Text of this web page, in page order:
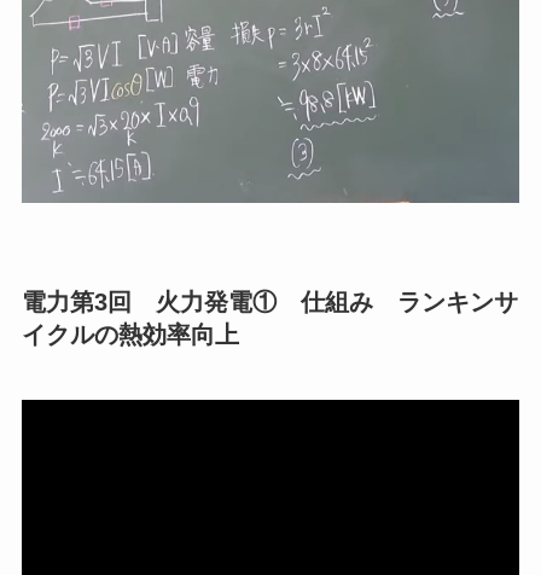
電力第3回 火力発電① 仕組み ランキンサ
イクルの熱効率向上